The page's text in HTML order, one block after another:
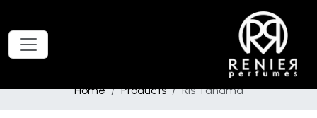
Home Products Ris Tanama